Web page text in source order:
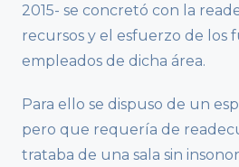
2015- se concretó con la
recursos y el esfuerzo de los
empleados de dicha área.
Para ello se dispuso de un
pero que requería de
trataba de una sala sin